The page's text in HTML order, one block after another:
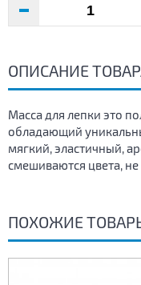
ОПИСАНИЕ
Масса для лепки это
обладающий
мягкий, эластичный,
смешиваются цвета,
ПОХОЖИЕ